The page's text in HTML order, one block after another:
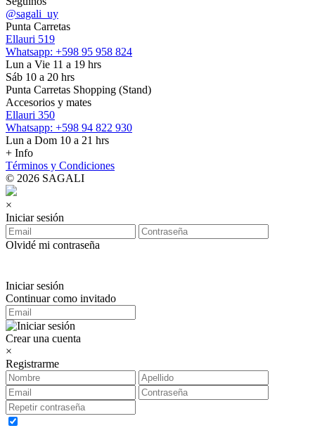
@sagali_uy
Punta Carretas
Ellauri 519
Whatsapp: +598 95 958 824
Lun a Vie 11 a 19 hrs
Sáb 10 a 20 hrs
Punta Carretas Shopping (Stand)
Accesorios y mates
Ellauri 350
Whatsapp: +598 94 822 930
Lun a Dom 10 a 21 hrs
+ Info
Términos y Condiciones
© 2026 SAGALI
×
Iniciar sesión
Olvidé mi contraseña
Iniciar sesión
Continuar como invitado
Crear una cuenta
×
Registrarme